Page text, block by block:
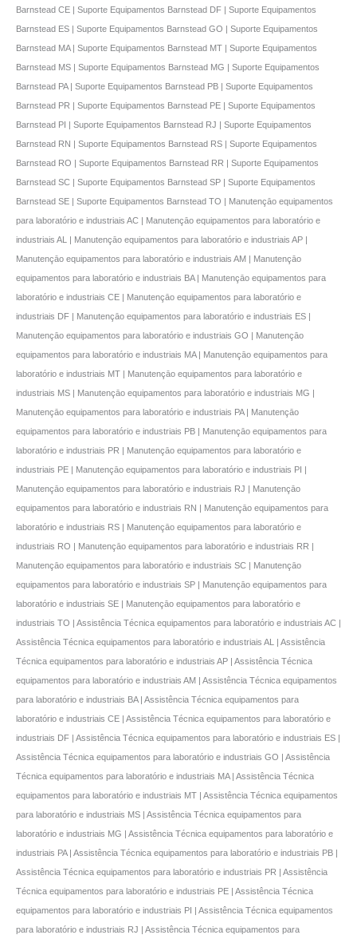
Barnstead CE | Suporte Equipamentos Barnstead DF | Suporte Equipamentos
Barnstead ES | Suporte Equipamentos Barnstead GO | Suporte Equipamentos
Barnstead MA | Suporte Equipamentos Barnstead MT | Suporte Equipamentos
Barnstead MS | Suporte Equipamentos Barnstead MG | Suporte Equipamentos
Barnstead PA | Suporte Equipamentos Barnstead PB | Suporte Equipamentos
Barnstead PR | Suporte Equipamentos Barnstead PE | Suporte Equipamentos
Barnstead PI | Suporte Equipamentos Barnstead RJ | Suporte Equipamentos
Barnstead RN | Suporte Equipamentos Barnstead RS | Suporte Equipamentos
Barnstead RO | Suporte Equipamentos Barnstead RR | Suporte Equipamentos
Barnstead SC | Suporte Equipamentos Barnstead SP | Suporte Equipamentos
Barnstead SE | Suporte Equipamentos Barnstead TO | Manutençāo equipamentos
para laboratório e industriais AC | Manutençāo equipamentos para laboratório e
industriais AL | Manutençāo equipamentos para laboratório e industriais AP |
Manutençāo equipamentos para laboratório e industriais AM | Manutençāo
equipamentos para laboratório e industriais BA | Manutençāo equipamentos para
laboratório e industriais CE | Manutençāo equipamentos para laboratório e
industriais DF | Manutençāo equipamentos para laboratório e industriais ES |
Manutençāo equipamentos para laboratório e industriais GO | Manutençāo
equipamentos para laboratório e industriais MA | Manutençāo equipamentos para
laboratório e industriais MT | Manutençāo equipamentos para laboratório e
industriais MS | Manutençāo equipamentos para laboratório e industriais MG |
Manutençāo equipamentos para laboratório e industriais PA | Manutençāo
equipamentos para laboratório e industriais PB | Manutençāo equipamentos para
laboratório e industriais PR | Manutençāo equipamentos para laboratório e
industriais PE | Manutençāo equipamentos para laboratório e industriais PI |
Manutençāo equipamentos para laboratório e industriais RJ | Manutençāo
equipamentos para laboratório e industriais RN | Manutençāo equipamentos para
laboratório e industriais RS | Manutençāo equipamentos para laboratório e
industriais RO | Manutençāo equipamentos para laboratório e industriais RR |
Manutençāo equipamentos para laboratório e industriais SC | Manutençāo
equipamentos para laboratório e industriais SP | Manutençāo equipamentos para
laboratório e industriais SE | Manutençāo equipamentos para laboratório e
industriais TO | Assistência Técnica equipamentos para laboratório e industriais AC |
Assistência Técnica equipamentos para laboratório e industriais AL | Assistência
Técnica equipamentos para laboratório e industriais AP | Assistência Técnica
equipamentos para laboratório e industriais AM | Assistência Técnica equipamentos
para laboratório e industriais BA | Assistência Técnica equipamentos para
laboratório e industriais CE | Assistência Técnica equipamentos para laboratório e
industriais DF | Assistência Técnica equipamentos para laboratório e industriais ES |
Assistência Técnica equipamentos para laboratório e industriais GO | Assistência
Técnica equipamentos para laboratório e industriais MA | Assistência Técnica
equipamentos para laboratório e industriais MT | Assistência Técnica equipamentos
para laboratório e industriais MS | Assistência Técnica equipamentos para
laboratório e industriais MG | Assistência Técnica equipamentos para laboratório e
industriais PA | Assistência Técnica equipamentos para laboratório e industriais PB |
Assistência Técnica equipamentos para laboratório e industriais PR | Assistência
Técnica equipamentos para laboratório e industriais PE | Assistência Técnica
equipamentos para laboratório e industriais PI | Assistência Técnica equipamentos
para laboratório e industriais RJ | Assistência Técnica equipamentos para